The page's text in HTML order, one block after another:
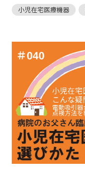
小児在宅医療機器